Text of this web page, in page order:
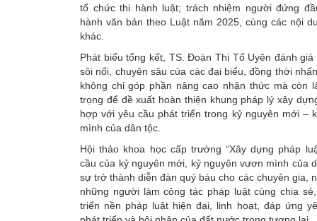
tổ chức thi hành luật; trách nhiệm người đứng
hành văn bản theo Luật năm 2025, cùng các nội
khác.
Phát biểu tổng kết, TS. Đoàn Thị Tố Uyên đánh
sôi nổi, chuyên sâu của các đại biểu, đồng thời
không chỉ góp phần nâng cao nhận thức mà còn
trọng để đề xuất hoàn thiện khung pháp lý xây
hợp với yêu cầu phát triển trong kỷ nguyên mới –
mình của dân tộc.
Hội thảo khoa học cấp trường “Xây dựng pháp
cầu của kỷ nguyên mới, kỷ nguyên vươn mình của
sự trở thành diễn đàn quý báu cho các chuyên gia,
những người làm công tác pháp luật cùng chia
triển nền pháp luật hiện đại, linh hoạt, đáp ứng